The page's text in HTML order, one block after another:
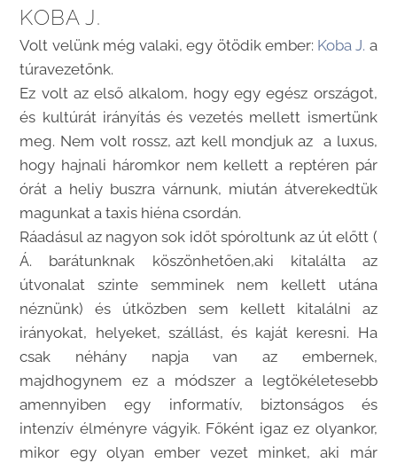
KOBA J.
Volt velünk még valaki, egy ötödik ember: Koba J. a
túravezetőnk.
Ez volt az első alkalom, hogy egy egész országot,
és kultúrát irányítás és vezetés mellett ismertünk
meg. Nem volt rossz, azt kell mondjuk az a luxus,
hogy hajnali háromkor nem kellett a reptéren pár
órát a heliy buszra várnunk, miután átverekedtük
magunkat a taxis hiéna csordán.
Ráadásul az nagyon sok időt spóroltunk az út előtt (
Á. barátunknak köszönhetően,aki kitalálta az
útvonalat szinte semminek nem kellett utána
néznünk) és útközben sem kellett kitalálni az
irányokat, helyeket, szállást, és kaját keresni. Ha
csak néhány napja van az embernek,
majdhogynem ez a módszer a legtökéletesebb
amennyiben egy informatív, biztonságos és
intenzív élményre vágyik. Főként igaz ez olyankor,
mikor egy olyan ember vezet minket, aki már